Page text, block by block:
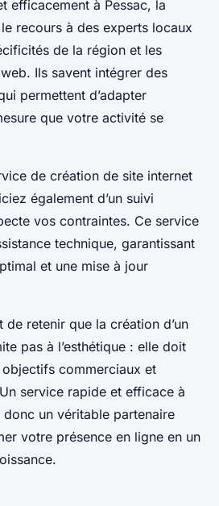
efficacement à Pessac, la
recours à des experts locaux
de la région et les
Ils savent intégrer des
permettent d’adapter
que votre activité se
de création de site internet
également d’un suivi
vos contraintes. Ce service
technique, garantissant
et une mise à jour
retenir que la création d’un
pas à l’esthétique : elle doit
commerciaux et
service rapide et efficace à
un véritable partenaire
votre présence en ligne en un